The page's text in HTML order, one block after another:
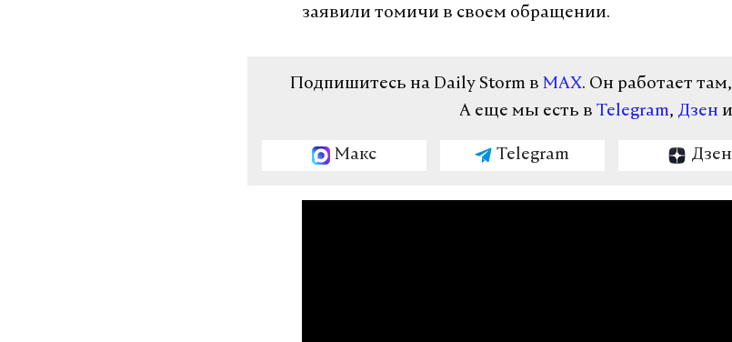
заявили томичи в своем обращении.
Подпишитесь на Daily Storm в MAX. Он работает
А еще мы есть в Telegram, Дзен и
Макс Telegram Дзен